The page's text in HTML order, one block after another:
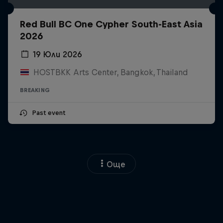
Red Bull BC One Cypher South-East Asia
2026
19 Юли 2026
HOSTBKK Arts Center, Bangkok, Thailand
BREAKING
Past event
Още